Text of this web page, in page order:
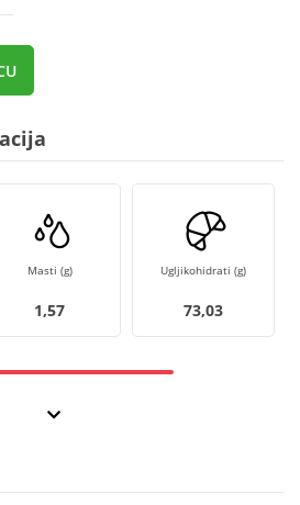
Masti (g)
1,57
Ugljikohidrati (g)
73,03